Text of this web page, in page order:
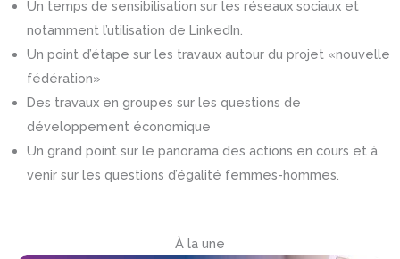
Un temps de sensibilisation sur les réseaux sociaux et
notamment l’utilisation de LinkedIn.
Un point d’étape sur les travaux autour du projet «nouvelle
fédération»
Des travaux en groupes sur les questions de
développement économique
Un grand point sur le panorama des actions en cours et à
venir sur les questions d’égalité femmes-hommes.
À la une